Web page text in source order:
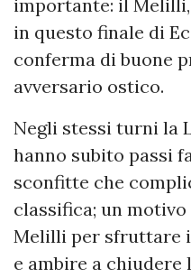
importante: il Melilli,
in questo finale di
conferma di buone
avversario ostico.
Negli stessi turni la
hanno subito passi
sconfitte che
classifica; un
Melilli per sfruttare
e ambire a chiudere